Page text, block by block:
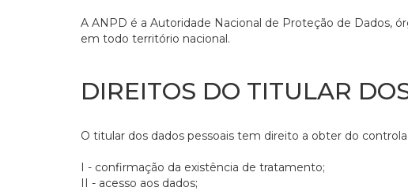
A ANPD é a Autoridade Nacional de Proteção de Dados,
em todo território nacional.
DIREITOS DO TITULAR
O titular dos dados pessoais tem direito a obter do
I - confirmação da existência de tratamento;
II - acesso aos dados;